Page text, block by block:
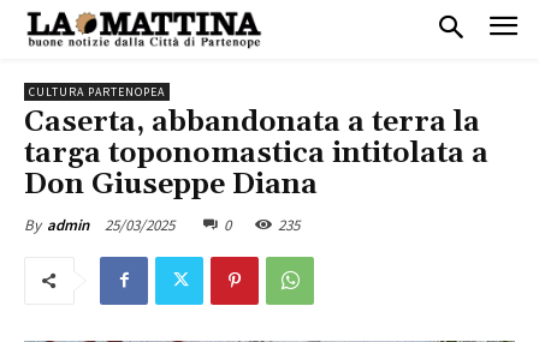
CULTURA PARTENOPEA
Caserta, abbandonata a terra la
targa toponomastica intitolata a
Don Giuseppe Diana
By admin 25/03/2025 0 235